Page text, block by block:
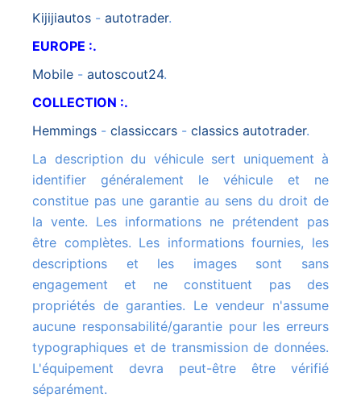
kijijiautos - autotrader.
EUROPE :.
mobile - autoscout24.
COLLECTION :.
hemmings - classiccars - classics autotrader.
La description du véhicule sert uniquement à
identifier généralement le véhicule et ne
constitue pas une garantie au sens du droit de
la vente. Les informations ne prétendent pas
être complètes. Les informations fournies, les
descriptions et les images sont sans
engagement et ne constituent pas des
propriétés de garanties. Le vendeur n'assume
aucune responsabilité/garantie pour les erreurs
typographiques et de transmission de données.
L'équipement devra peut-être être vérifié
séparément.